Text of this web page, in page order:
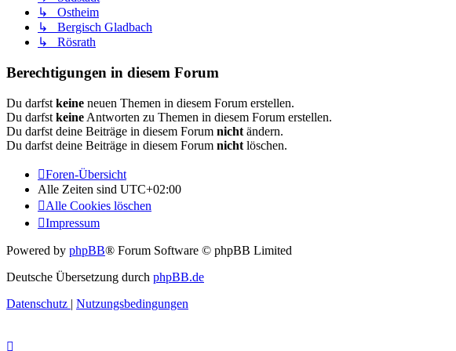
↳ Ostheim
↳ Bergisch Gladbach
↳ Rösrath
Berechtigungen in diesem Forum
Du darfst keine neuen Themen in diesem Forum erstellen.
Du darfst keine Antworten zu Themen in diesem Forum erstellen.
Du darfst deine Beiträge in diesem Forum nicht ändern.
Du darfst deine Beiträge in diesem Forum nicht löschen.
Foren-Übersicht
Alle Zeiten sind UTC+02:00
Alle Cookies löschen
Impressum
Powered by phpBB® Forum Software © phpBB Limited
Deutsche Übersetzung durch phpBB.de
Datenschutz | Nutzungsbedingungen